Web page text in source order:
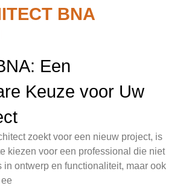
BNA
Een
Keuze voor Uw
zoekt voor een nieuw project, is
kiezen voor een professional die niet
in ontwerp en functionaliteit, maar ook